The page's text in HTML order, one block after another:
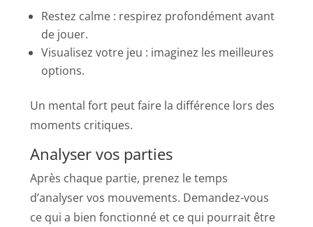
Restez calme : respirez profondément avant
de jouer.
Visualisez votre jeu : imaginez les meilleures
options.
Un mental fort peut faire la différence lors des
moments critiques.
Analyser vos parties
Après chaque partie, prenez le temps
d’analyser vos mouvements. Demandez-vous
ce qui a bien fonctionné et ce qui pourrait être